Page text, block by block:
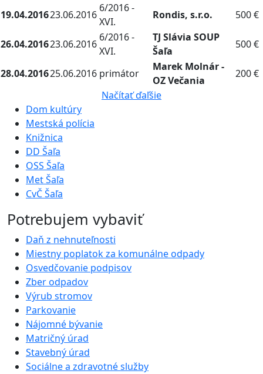
19.04.201623.06.2016
6/2016 -
XVI.
Rondis, s.r.o. 500 €
26.04.201623.06.2016
6/2016 -
XVI.
TJ Slávia SOUP
Šaľa
500 €
28.04.201625.06.2016 primátor
Marek Molnár -
OZ Večania
200 €
Načítať ďaľšie
Dom kultúry
Mestská polícia
Knižnica
DD Šaľa
OSS Šaľa
Met Šaľa
CvČ Šaľa
Potrebujem vybaviť
Daň z nehnuteľnosti
Miestny poplatok za komunálne odpady
Osvedčovanie podpisov
Zber odpadov
Výrub stromov
Parkovanie
Nájomné bývanie
Matričný úrad
Stavebný úrad
Sociálne a zdravotné služby